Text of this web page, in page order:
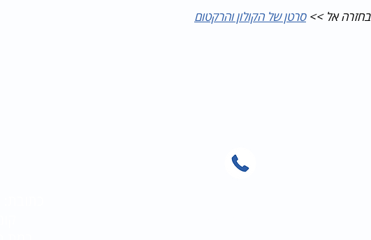
בחזרה אל >>סרטן של הקולון והרקטום